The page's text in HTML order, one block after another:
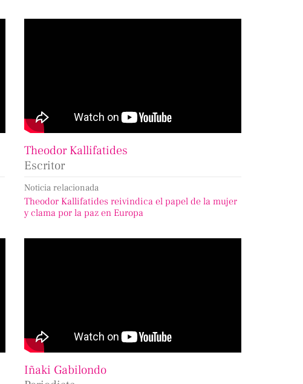
Theodor Kallifatides
Escritor
Noticia relacionada
Theodor Kallifatides reivindica el papel de la mujer
y clama por la paz en Europa
Iñaki Gabilondo